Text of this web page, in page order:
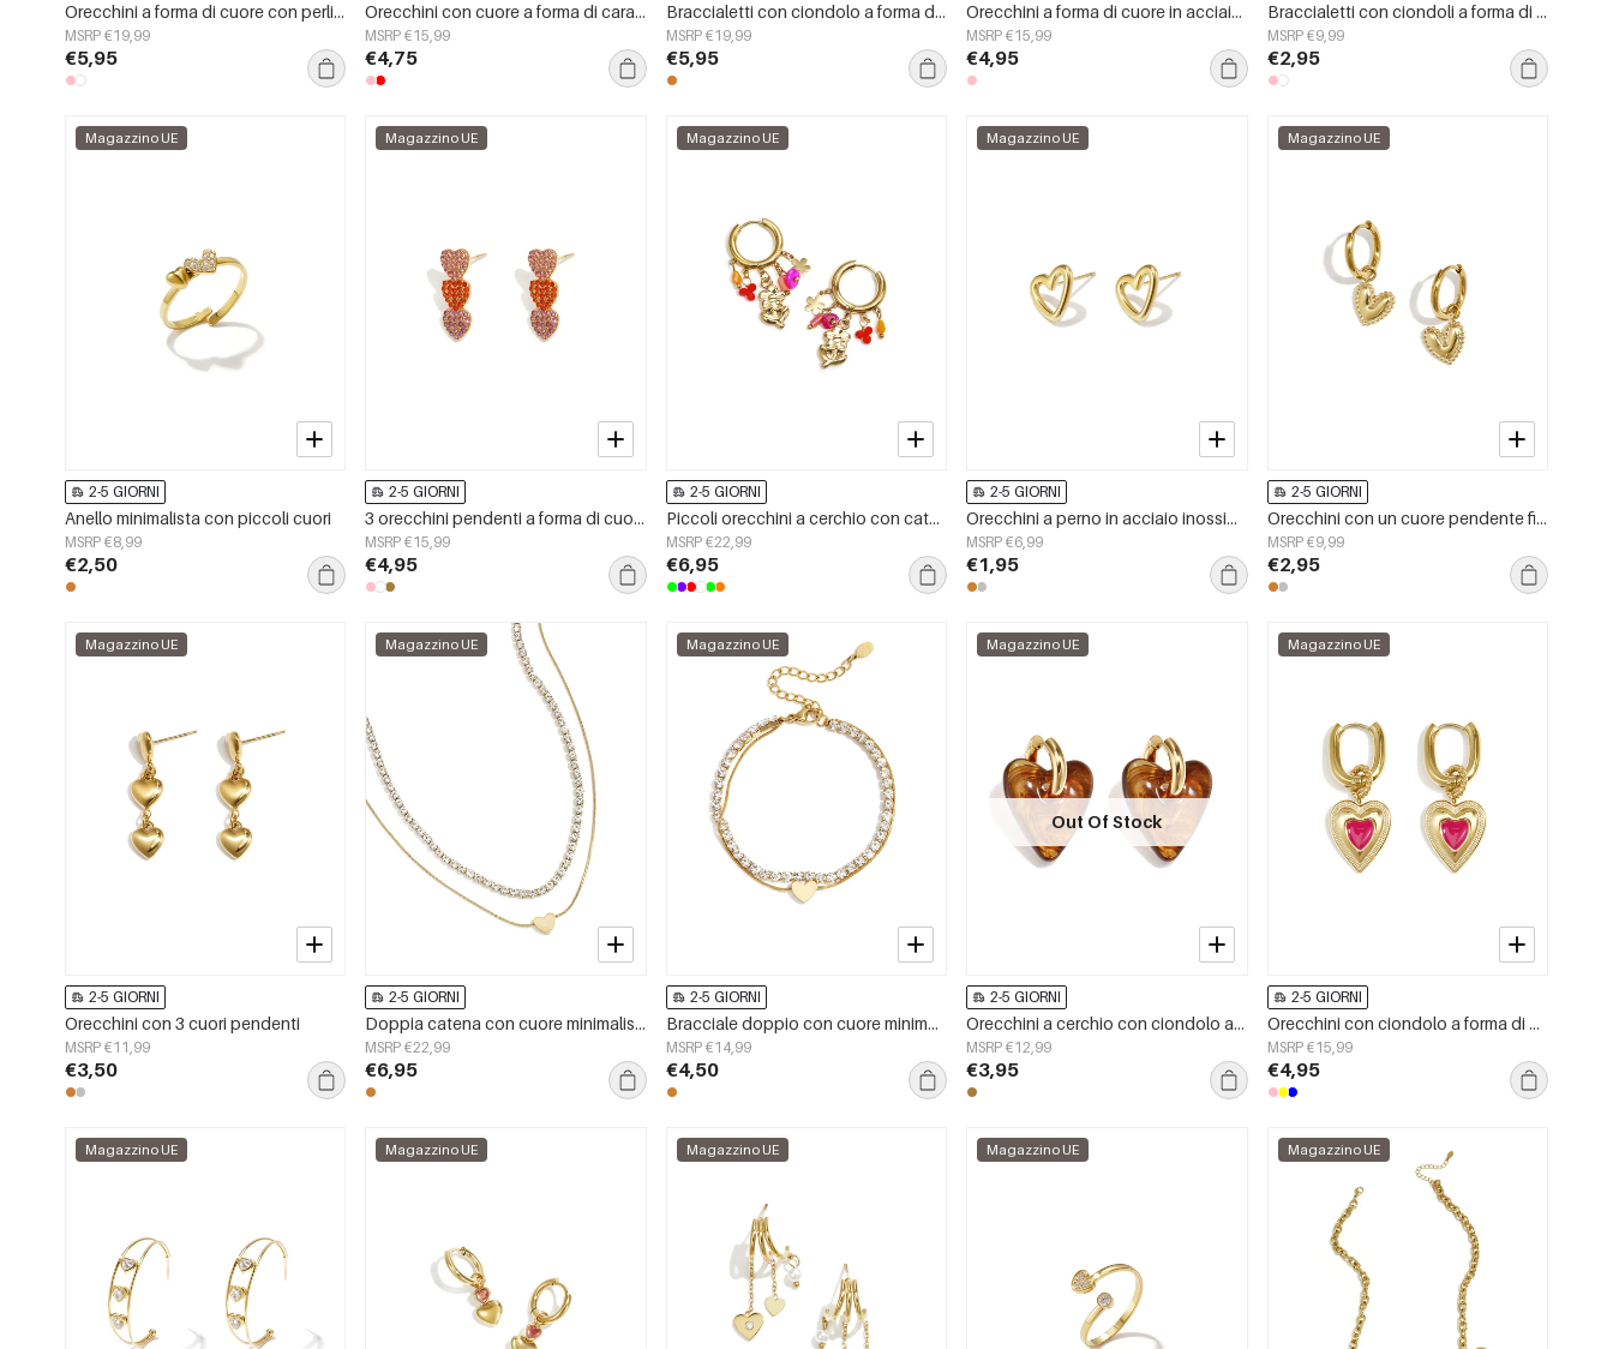
Orecchini a forma di cuore con perline in acciaio inossidabile, serie &quot;Cute Daily Simple&quot;, gioielli da donna.
MSRP €19,99
€5,95
Orecchini con cuore a forma di caramella
MSRP €15,99
€4,75
Braccialetti con ciondolo a forma di cuore in acciaio inossidabile placcato oro 14 carati, serie semplice per tutti i giorni, gioielli da donna.
MSRP €19,99
€5,95
Orecchini a forma di cuore in acciaio inossidabile placcato oro 14 carati, semplici e adatti a tutti i giorni, della serie Simple. Gioielli da donna.
MSRP €15,99
€4,95
Braccialetti con ciondoli a forma di cuore in acciaio inossidabile, serie Simple Daily Simple, gioielli da donna
MSRP €9,99
€2,95
Magazzino UE
2-5 GIORNI
Anello minimalista con piccoli cuori
MSRP €8,99
€2,50
Magazzino UE
2-5 GIORNI
3 orecchini pendenti a forma di cuore con pietre
MSRP €15,99
€4,95
Magazzino UE
2-5 GIORNI
Piccoli orecchini a cerchio con catenella pendente e perline
MSRP €22,99
€6,95
Magazzino UE
2-5 GIORNI
Orecchini a perno in acciaio inossidabile a forma di cuore, semplici, della serie Daily Simple, gioielli da donna.
MSRP €6,99
€1,95
Magazzino UE
2-5 GIORNI
Orecchini con un cuore pendente finemente decorato
MSRP €9,99
€2,95
Magazzino UE
2-5 GIORNI
Orecchini con 3 cuori pendenti
MSRP €11,99
€3,50
Magazzino UE
2-5 GIORNI
Doppia catena con cuore minimalista e zirconi cubici
MSRP €22,99
€6,95
Magazzino UE
2-5 GIORNI
Bracciale doppio con cuore minimalista e pietre di zirconi
MSRP €14,99
€4,50
Magazzino UE
Out Of Stock
2-5 GIORNI
Orecchini a cerchio con ciondolo a forma di cuore in resina effetto tartaruga
MSRP €12,99
€3,95
Magazzino UE
2-5 GIORNI
Orecchini con ciondolo a forma di cuore colorato
MSRP €15,99
€4,95
Magazzino UE Magazzino UE Magazzino UE Magazzino UE Magazzino UE